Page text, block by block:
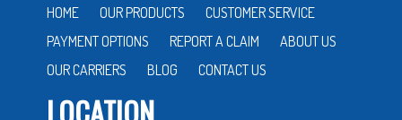
HOME OUR PRODUCTS
CUSTOMER SERVICE
PAYMENT OPTIONS
REPORT A CLAIM
ABOUT US
OUR CARRIERS
BLOG CONTACT US
LOCATION